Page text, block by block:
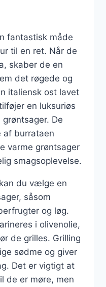
fantastisk måde
til en ret. Når de
skaber de en
det røgede og
italiensk ost lavet
en luksuriøs
De
af burrataen
varme grøntsager
smagsoplevelse.
du vælge en
såsom
og løg.
i olivenolie,
de grilles. Grilling
sødme og giver
Det er vigtigt at
de er møre, men